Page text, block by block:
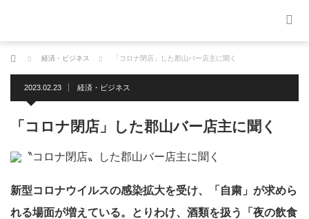
ホーム 経済・ビジネス 「コロナ閉店」した郡山バー店主に聞く
2023.02.23 経済・ビジネス
「コロナ閉店」した郡山バー店主に聞く
新型コロナウイルスの感染拡大を受け、「自粛」が求めら
れる場面が増えている。とりわけ、酒類を扱う「夜の飲食